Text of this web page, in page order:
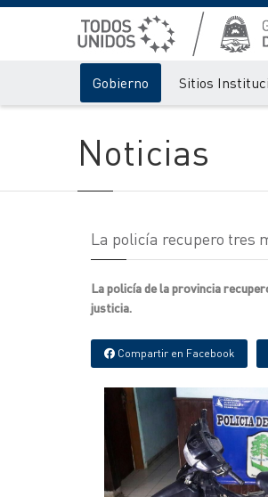
Gobierno Sitios
Noticias
La policía recupero tres
La policía de la provincia
justicia.
Compartir en Facebook